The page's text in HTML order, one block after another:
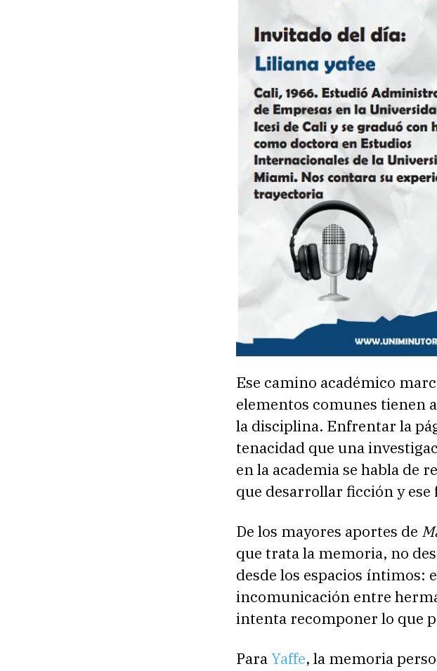
Ese camino académico
elementos comunes tienen
la disciplina. Enfrentar la
tenacidad que una
en la academia se habla de
que desarrollar ficción y
De los mayores aportes de
que trata la memoria, no
desde los espacios íntimos:
incomunicación entre
intenta recomponer lo que
ParaYaffe, la memoria